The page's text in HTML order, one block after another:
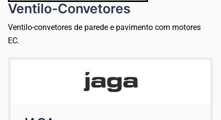
Ventilo-Convetores
Ventilo-convetores de parede e pavimento com motores
EC.